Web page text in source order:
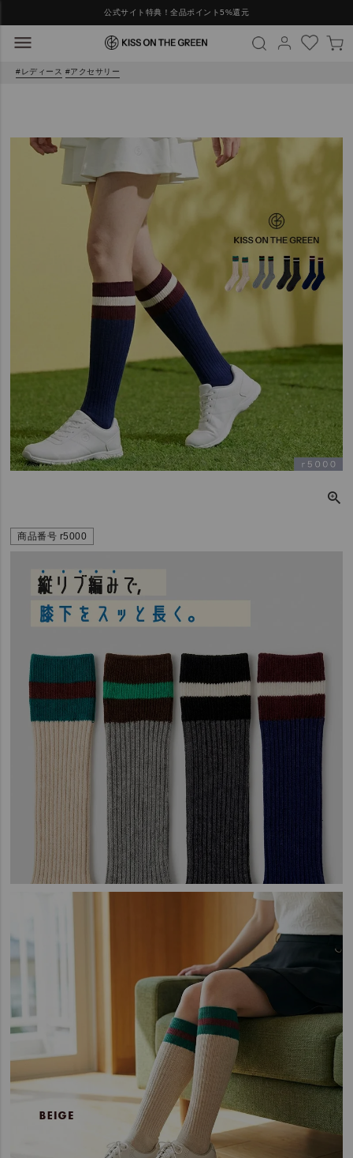
公式サイト特典！全品ポイント5%還元
レディース アクセサリー
商品番号 r5000